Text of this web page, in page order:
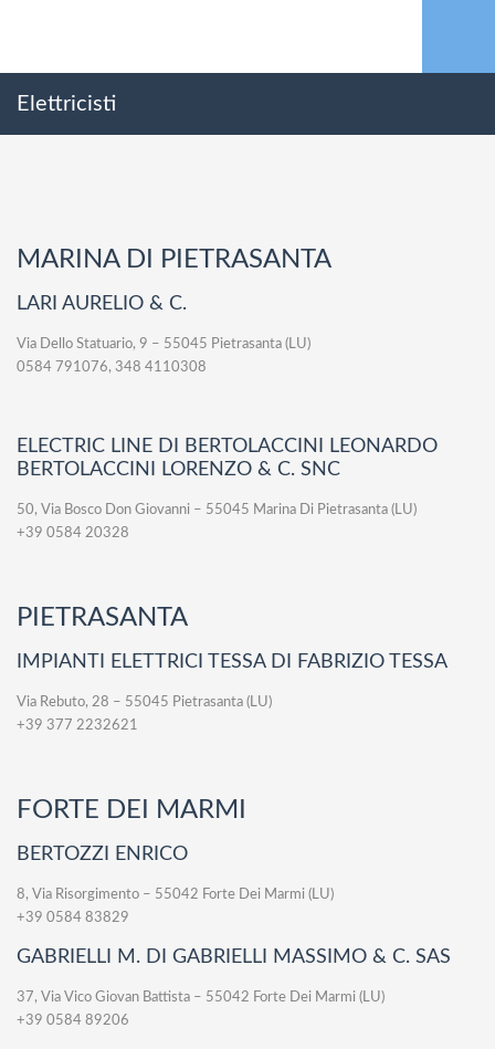
Elettricisti
MARINA DI PIETRASANTA
LARI AURELIO & C.
Via Dello Statuario, 9 – 55045 Pietrasanta (LU)
0584 791076, 348 4110308
ELECTRIC LINE DI BERTOLACCINI LEONARDO
BERTOLACCINI LORENZO & C. SNC
50, Via Bosco Don Giovanni – 55045 Marina Di Pietrasanta (LU)
+39 0584 20328
PIETRASANTA
IMPIANTI ELETTRICI TESSA DI FABRIZIO TESSA
Via Rebuto, 28 – 55045 Pietrasanta (LU)
+39 377 2232621
FORTE DEI MARMI
BERTOZZI ENRICO
8, Via Risorgimento – 55042 Forte Dei Marmi (LU)
+39 0584 83829
GABRIELLI M. DI GABRIELLI MASSIMO & C. SAS
37, Via Vico Giovan Battista – 55042 Forte Dei Marmi (LU)
+39 0584 89206